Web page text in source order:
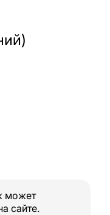
может
сайте.